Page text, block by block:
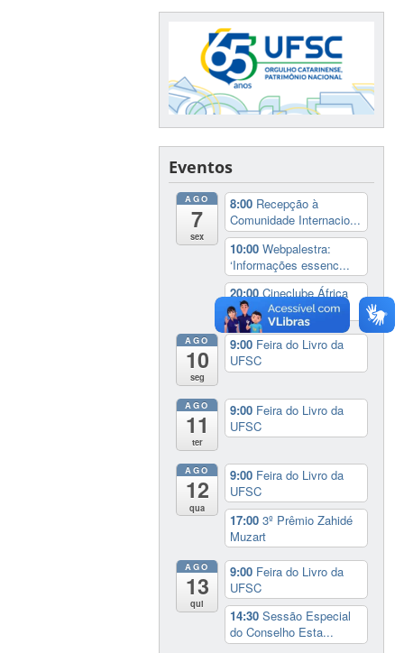
Eventos
AGO
7
sex
8:00 Recepção à
Comunidade Internacio...
10:00Webpalestra:
‘Informações essenc...
20:00Cineclube África
no Cinema: ‘Coc...
AGO
10
seg
9:00 Feira do Livro da
UFSC
AGO
11
ter
9:00 Feira do Livro da
UFSC
AGO
12
qua
9:00 Feira do Livro da
UFSC
17:003º Prêmio Zahidé
Muzart
AGO
13
qui
9:00 Feira do Livro da
UFSC
14:30Sessão Especial
do Conselho Esta...